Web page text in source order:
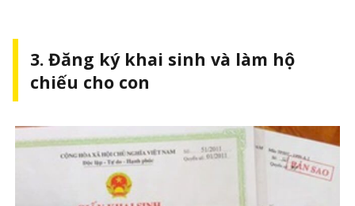
3. Đăng ký khai sinh và làm hộ
chiếu cho con